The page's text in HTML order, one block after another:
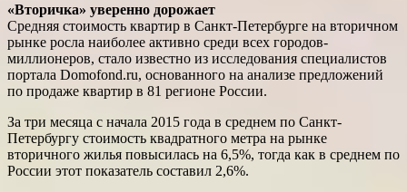
«Вторичка» уверенно дорожает
Средняя стоимость квартир в Санкт-Петербурге на вторичном
рынке росла наиболее активно среди всех городов-
миллионеров, стало известно из исследования специалистов
портала Domofond.ru, основанного на анализе предложений
по продаже квартир в 81 регионе России.
За три месяца с начала 2015 года в среднем по Санкт-
Петербургу стоимость квадратного метра на рынке
вторичного жилья повысилась на 6,5%, тогда как в среднем по
России этот показатель составил 2,6%.